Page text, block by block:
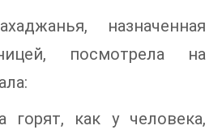
назначенная
посмотрела на
горят, как у человека,